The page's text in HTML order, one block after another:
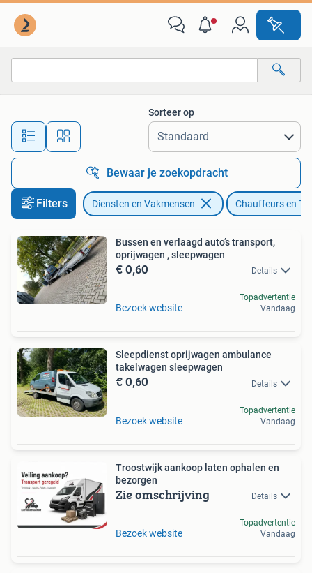
Alle afstanden…
Sorteer op
Bewaar je zoekopdracht
Filters Diensten en Vakmensen Chauffeurs en
Bussen en verlaagd auto’s transport,
oprijwagen , sleepwagen
€ 0,60 Details
Bezoek website
Topadvertentie
Vandaag
Sleepdienst oprijwagen ambulance
takelwagen sleepwagen
€ 0,60 Details
Bezoek website
Topadvertentie
Vandaag
Troostwijk aankoop laten ophalen en
bezorgen
Zie omschrijving Details
Bezoek website
Topadvertentie
Vandaag